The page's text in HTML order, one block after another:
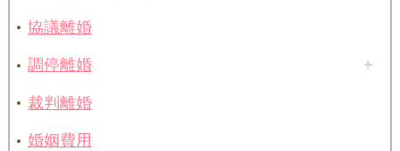
協議離婚
調停離婚
裁判離婚
婚姻費用